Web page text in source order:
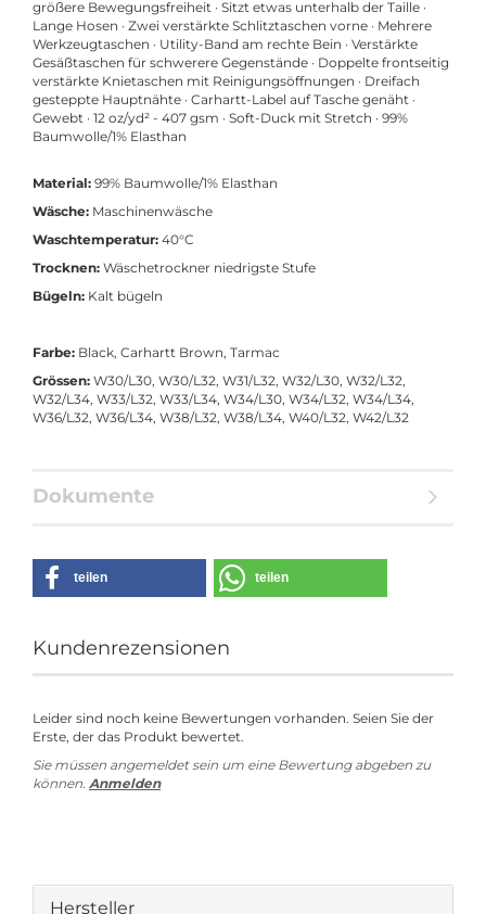
größere Bewegungsfreiheit · Sitzt etwas unterhalb der Taille ·
Lange Hosen · Zwei verstärkte Schlitztaschen vorne · Mehrere
Werkzeugtaschen · Utility-Band am rechte Bein · Verstärkte
Gesäßtaschen für schwerere Gegenstände · Doppelte frontseitig
verstärkte Knietaschen mit Reinigungsöffnungen · Dreifach
gesteppte Hauptnähte · Carhartt-Label auf Tasche genäht ·
Gewebt · 12 oz/yd² - 407 gsm · Soft-Duck mit Stretch · 99%
Baumwolle/1% Elasthan
Material: 99% Baumwolle/1% Elasthan
Wäsche: Maschinenwäsche
Waschtemperatur: 40°C
Trocknen: Wäschetrockner niedrigste Stufe
Bügeln: Kalt bügeln
Farbe: Black, Carhartt Brown, Tarmac
Grössen: W30/L30, W30/L32, W31/L32, W32/L30, W32/L32,
W32/L34, W33/L32, W33/L34, W34/L30, W34/L32, W34/L34,
W36/L32, W36/L34, W38/L32, W38/L34, W40/L32, W42/L32
Dokumente
teilen teilen
Kundenrezensionen
Leider sind noch keine Bewertungen vorhanden. Seien Sie der
Erste, der das Produkt bewertet.
Sie müssen angemeldet sein um eine Bewertung abgeben zu
können. Anmelden
Hersteller